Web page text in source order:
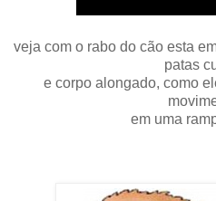
veja com o rabo do cão esta
patas
e corpo alongado, como
em uma